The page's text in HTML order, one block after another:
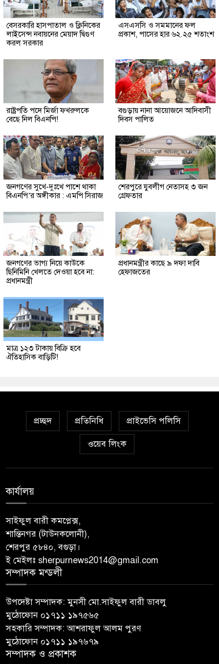
বেসরকারি হাসপাতাল ও ক্লিনিকের
লাইসেন্স নবায়নের মেয়াদ দ্বিগুণ
করল সরকার
এসএসসি ও সমমানের ফল
প্রকাশ, পাসের হার ৬২.২৫ শতাংশ
রাষ্ট্রপতি পদে মির্জা ফখরুলকে
বেছে নিল বিএনপি!
বগুড়ায় নানা আয়োজনে আদিবাসী
দিবস পালিত
জনগণের সুখে-দুঃখে পাশে থাকা
বিএনপি’র অঙ্গীকার : এমপি সিরাজ
শেরপুরে যুবলীগ নেতাসহ ৩ জন
গ্রেফতার
জনগণের ভাগ্য নিয়ে কাউকে
ছিনিমিনি খেলতে দেওয়া হবে না:
প্রধানমন্ত্রী
প্রধানমন্ত্রীর কাছে ৯ দফা দাবি
হেফাজতের
মাত্র ১২৩ টাকায় বিক্রি হবে
ঐতিহাসিক বাড়িটি!
প্রচ্ছদ প্রতিনিধি প্রাইভেসি পলিসি
ওয়েব লিংক
কার্যালয়
সাইফুল বারী কমপ্লেক্স,
শান্তিনগর (টাউনকলোনী),
শেরপুর ৫৮৪০, বগুড়া।
ই মেইলঃ sherpurnews2014@gmail.com
সম্পাদক মন্ডলী
উপদেষ্টা সম্পাদক: মুনসী মো.সাইফুল বারী ডাবলু
মুঠোফোন ০১৭১১ ১৯৭৫৬৫
সহকারি সম্পাদক: আশরাফুল আলম পুরণ
মুঠোফোন ০১৭১১ ১৯৭৬৭৯
সম্পাদক ও প্রকাশক